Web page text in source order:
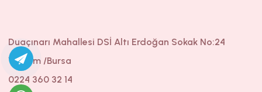
Duaçınarı Mahallesi DSİ Altı Erdoğan Sokak No:24
Yıldırım /Bursa
0224 360 32 14